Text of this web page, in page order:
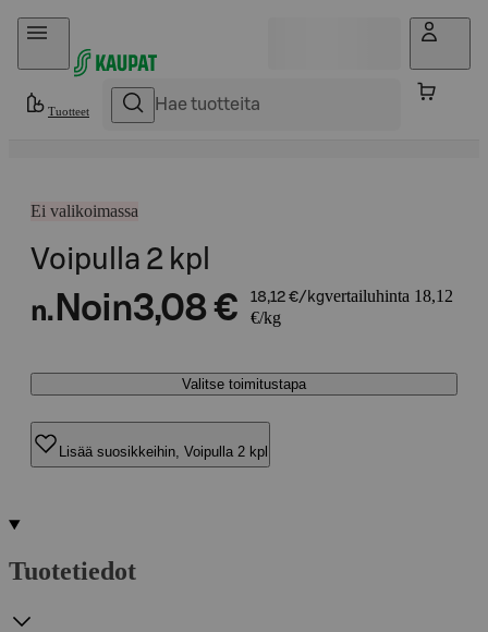
Hyppää sisältöön
Tuotteet
Ei valikoimassa
Voipulla 2 kpl
n. Noin3,08 € 18,12 €/kgvertailuhinta 18,12
€/kg
Valitse toimitustapa
Lisää suosikkeihin, Voipulla 2 kpl
Tuotetiedot